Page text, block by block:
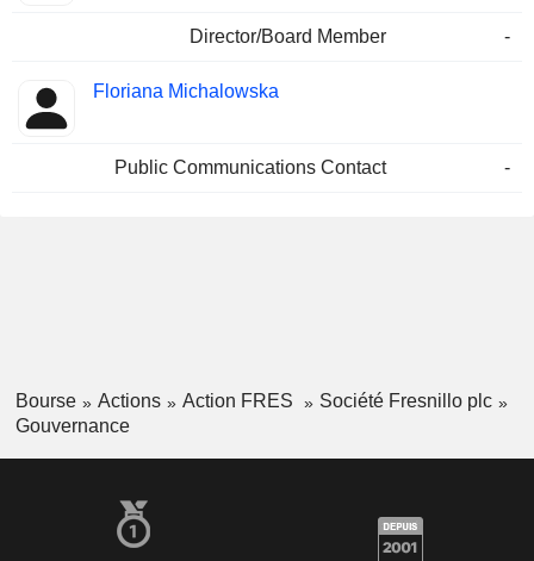
Director/Board Member -
Floriana Michalowska
Public Communications Contact -
Bourse Actions Action FRES
Société Fresnillo plc
Gouvernance